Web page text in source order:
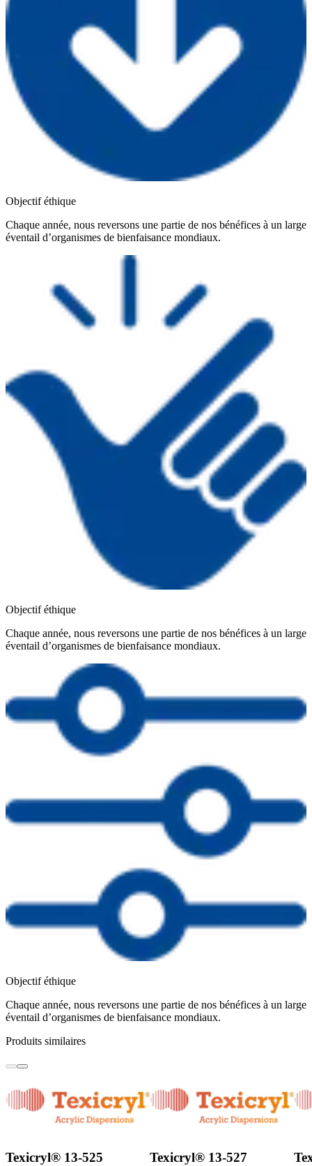
Objectif éthique
Chaque année, nous reversons une partie de nos bénéfices à un large
éventail d’organismes de bienfaisance mondiaux.
Objectif éthique
Chaque année, nous reversons une partie de nos bénéfices à un large
éventail d’organismes de bienfaisance mondiaux.
Objectif éthique
Chaque année, nous reversons une partie de nos bénéfices à un large
éventail d’organismes de bienfaisance mondiaux.
Produits similaires
Texicryl® 13-525 Texicryl® 13-527